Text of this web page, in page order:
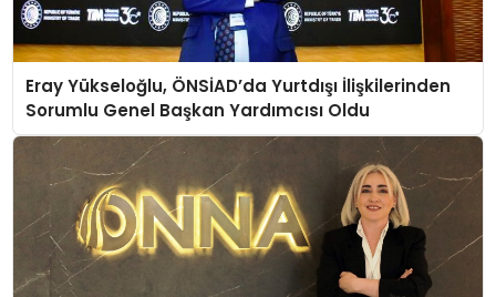
Eray Yükseloğlu, ÖNSİAD’da Yurtdışı İlişkilerinden
Sorumlu Genel Başkan Yardımcısı Oldu